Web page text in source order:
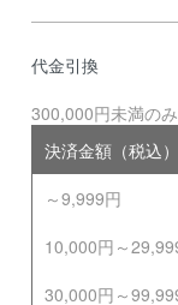
代金引換
300,000円未満の
決済金額（税込）
～9,999円
10,000円～
30,000円～